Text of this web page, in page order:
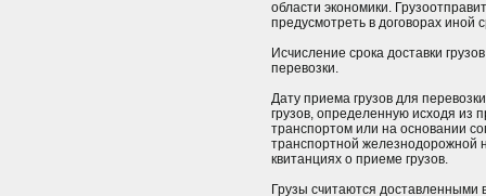
области экономики.
предусмотреть в договорах иной
Исчисление срока доставки
перевозки.
Дату приема грузов для
грузов, определенную исходя из
транспортом или на основании
транспортной железнодорожной
квитанциях о приеме грузов.
Грузы считаются доставленными